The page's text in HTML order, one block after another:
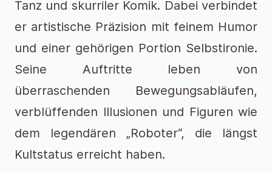
Tanz und skurriler Komik. Dabei verbindet
er artistische Präzision mit feinem Humor
und einer gehörigen Portion Selbstironie.
Seine Auftritte leben von
überraschenden Bewegungsabläufen,
verblüffenden Illusionen und Figuren wie
dem legendären „Roboter“, die längst
Kultstatus erreicht haben.